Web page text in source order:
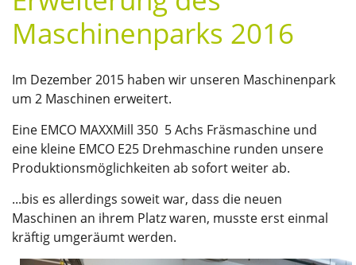
Maschinenparks 2016
Im Dezember 2015 haben wir unseren Maschinenpark
um 2 Maschinen erweitert.
Eine EMCO MAXXMill 350 5 Achs Fräsmaschine und
eine kleine EMCO E25 Drehmaschine runden unsere
Produktionsmöglichkeiten ab sofort weiter ab.
...bis es allerdings soweit war, dass die neuen
Maschinen an ihrem Platz waren, musste erst einmal
kräftig umgeräumt werden.